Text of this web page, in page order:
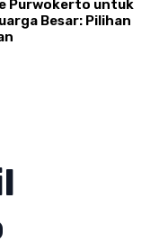
Purwokerto untuk
Besar: Pilihan